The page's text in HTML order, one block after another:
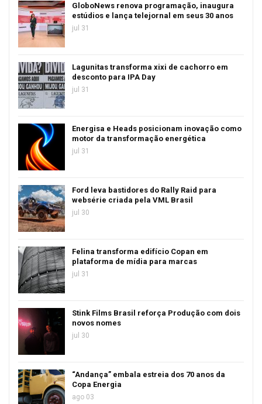
GloboNews renova programação, inaugura
estúdios e lança telejornal em seus 30 anos
jul 31
Lagunitas transforma xixi de cachorro em
desconto para IPA Day
jul 31
Energisa e Heads posicionam inovação como
motor da transformação energética
jul 31
Ford leva bastidores do Rally Raid para
websérie criada pela VML Brasil
jul 30
Felina transforma edifício Copan em
plataforma de mídia para marcas
jul 31
Stink Films Brasil reforça Produção com dois
novos nomes
jul 30
“Andança” embala estreia dos 70 anos da
Copa Energia
ago 03